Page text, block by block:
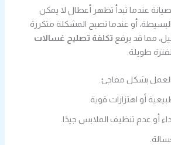
عندما تبدأ تظهر أعطال لا يمكن
أو عندما تصبح المشكلة متكررة
مما قد يرفع تكلفة تصليح غسالات
طويلة.
بشكل مفاجئ.
أو اهتزازات قوية.
أو عدم تنظيف الملابس جيدًا.